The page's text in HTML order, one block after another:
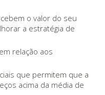
o valor do seu
a estratégia de
relação aos
que permitem que a
acima da média de